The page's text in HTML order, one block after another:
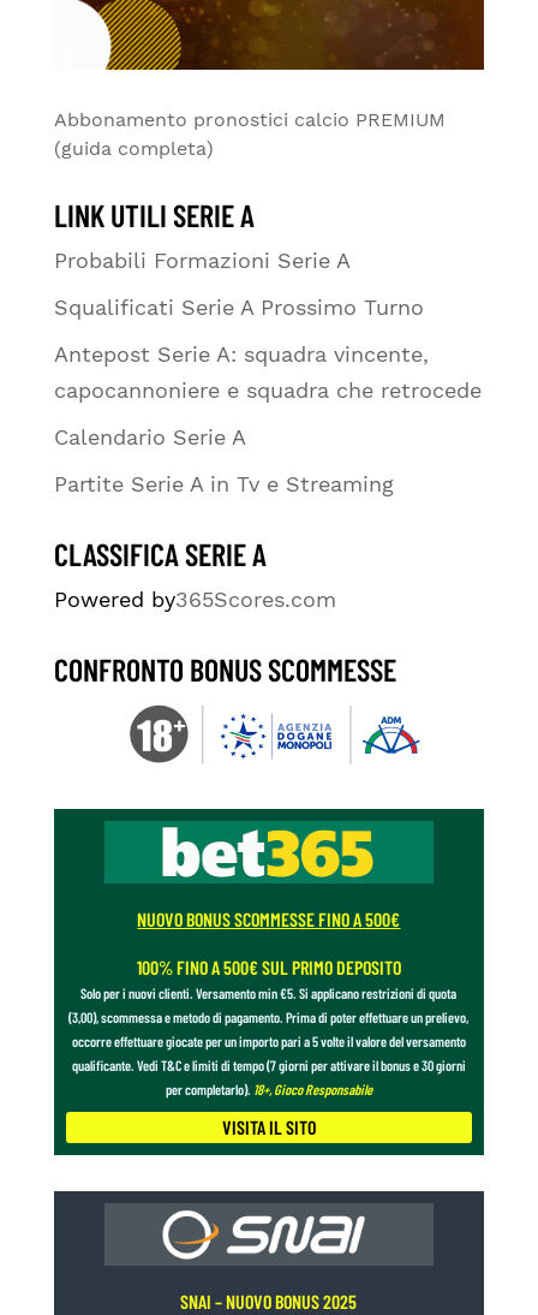
Abbonamento pronostici calcio PREMIUM
(guida completa)
LINK UTILI SERIE A
Probabili Formazioni Serie A
Squalificati Serie A Prossimo Turno
Antepost Serie A: squadra vincente,
capocannoniere e squadra che retrocede
Calendario Serie A
Partite Serie A in Tv e Streaming
CLASSIFICA SERIE A
Powered by365Scores.com
CONFRONTO BONUS SCOMMESSE
NUOVO BONUS SCOMMESSE FINO A 500€
100% FINO A 500€ SUL PRIMO DEPOSITO
Solo per i nuovi clienti. Versamento min €5. Si applicano restrizioni di quota
(3,00), scommessa e metodo di pagamento. Prima di poter effettuare un prelievo,
occorre effettuare giocate per un importo pari a 5 volte il valore del versamento
qualificante. Vedi T&C e limiti di tempo (7 giorni per attivare il bonus e 30 giorni
per completarlo). 18+, Gioco Responsabile
VISITA IL SITO
SNAI – NUOVO BONUS 2025